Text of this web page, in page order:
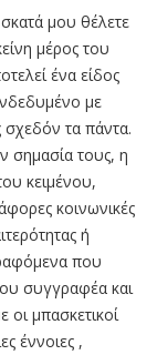
μου θέλετε
μέρος του
ένα είδος
με
σχεδόν τα πάντα.
σημασία τους, η
κειμένου,
κοινωνικές
ή
που
συγγραφέα και
μπασκετικοί
έννοιες ,